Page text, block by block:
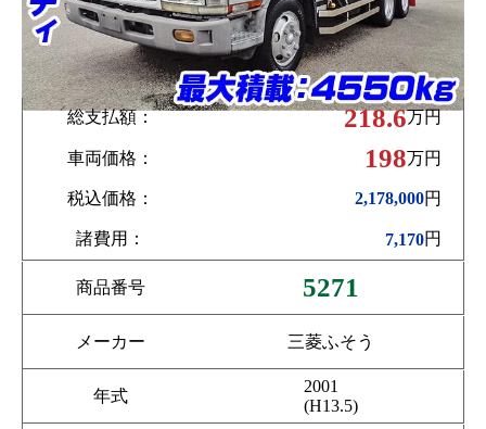
総支払額： 218.6万円
車両価格： 198万円
税込価格： 2,178,000円
諸費用： 7,170円
商品番号 5271
メーカー 三菱ふそう
年式
2001
(H13.5)